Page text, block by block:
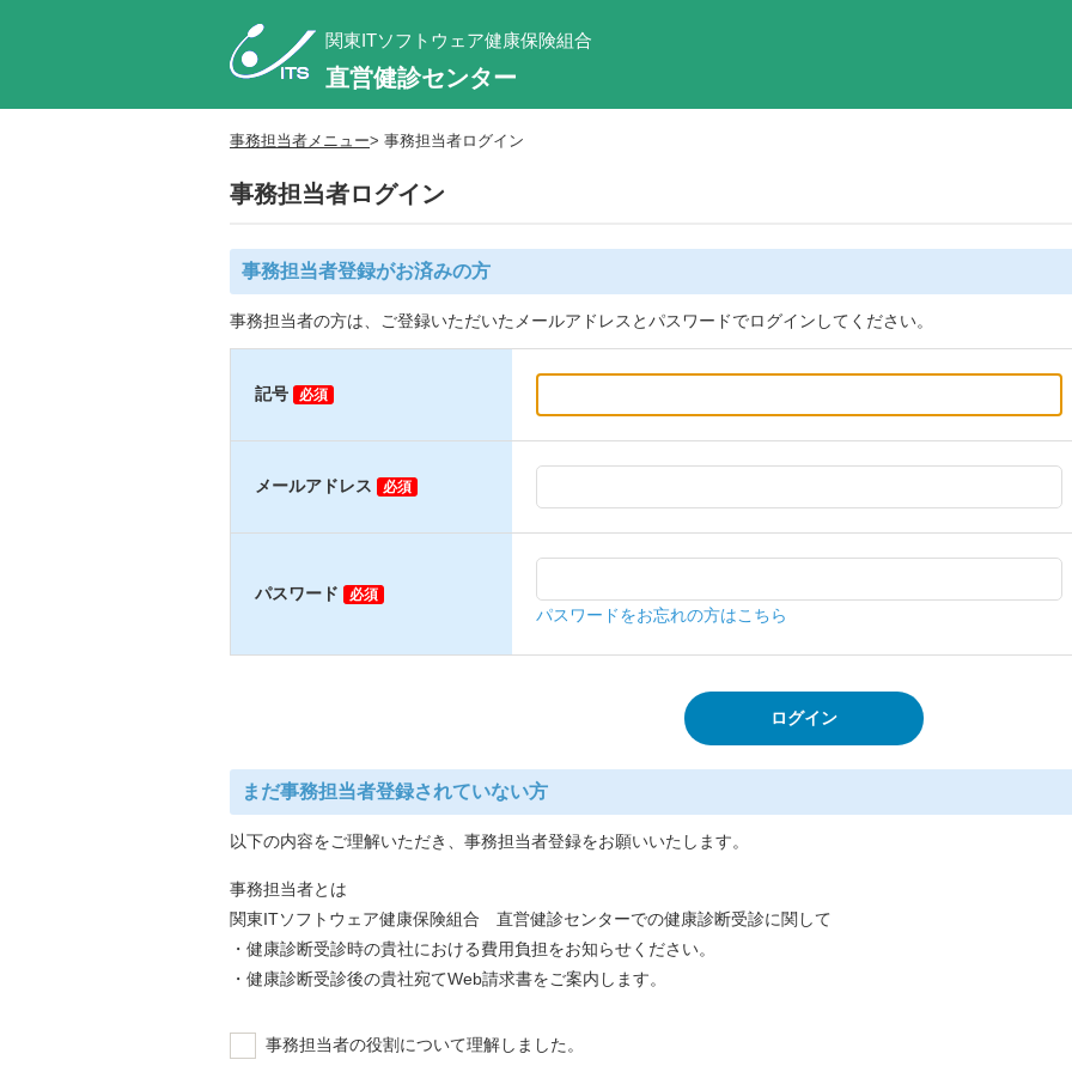
関東ITソフトウェア健康保険組合
直営健診センター
事務担当者メニュー> 事務担当者ログイン
事務担当者ログイン
事務担当者登録がお済みの方
事務担当者の方は、ご登録いただいたメールアドレスとパスワードでログインしてください。
記号 必須
メールアドレス 必須
パスワード 必須
パスワードをお忘れの方はこちら
まだ事務担当者登録されていない方
以下の内容をご理解いただき、事務担当者登録をお願いいたします。
事務担当者とは
関東ITソフトウェア健康保険組合 直営健診センターでの健康診断受診に関して
・健康診断受診時の貴社における費用負担をお知らせください。
・健康診断受診後の貴社宛てWeb請求書をご案内します。
事務担当者の役割について理解しました。